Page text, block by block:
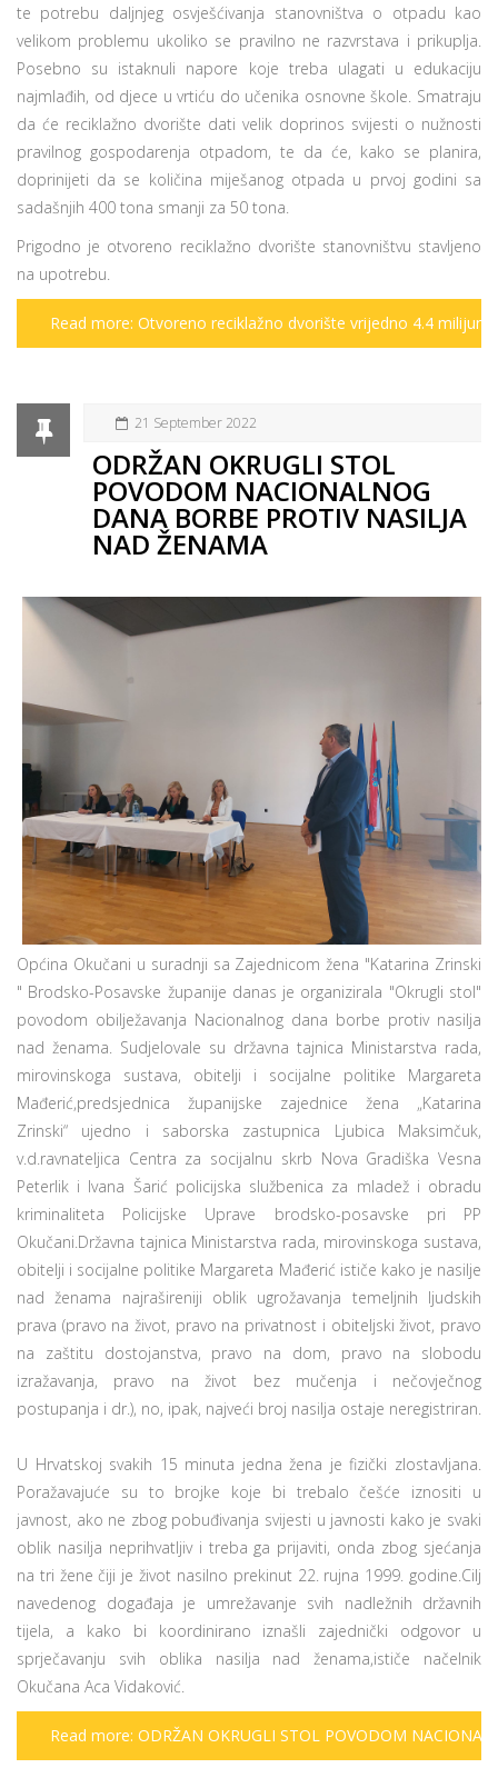
te potrebu daljnjeg osvješćivanja stanovništva o otpadu kao
velikom problemu ukoliko se pravilno ne razvrstava i prikuplja.
Posebno su istaknuli napore koje treba ulagati u edukaciju
najmlađih, od djece u vrtiću do učenika osnovne škole. Smatraju
da će reciklažno dvorište dati velik doprinos svijesti o nužnosti
pravilnog gospodarenja otpadom, te da će, kako se planira,
doprinijeti da se količina miješanog otpada u prvoj godini sa
sadašnjih 400 tona smanji za 50 tona.
Prigodno je otvoreno reciklažno dvorište stanovništvu stavljeno
na upotrebu.
Read more: Otvoreno reciklažno dvorište vrijedno 4.4 milijuna
21 September 2022
ODRŽAN OKRUGLI STOL
POVODOM NACIONALNOG
DANA BORBE PROTIV NASILJA
NAD ŽENAMA
Općina Okučani u suradnji sa Zajednicom žena "Katarina Zrinski
" Brodsko-Posavske županije danas je organizirala "Okrugli stol"
povodom obilježavanja Nacionalnog dana borbe protiv nasilja
nad ženama. Sudjelovale su državna tajnica Ministarstva rada,
mirovinskoga sustava, obitelji i socijalne politike Margareta
Mađerić,predsjednica županijske zajednice žena „Katarina
Zrinski“ ujedno i saborska zastupnica Ljubica Maksimčuk,
v.d.ravnateljica Centra za socijalnu skrb Nova Gradiška Vesna
Peterlik i Ivana Šarić policijska službenica za mladež i obradu
kriminaliteta Policijske Uprave brodsko-posavske pri PP
Okučani.Državna tajnica Ministarstva rada, mirovinskoga sustava,
obitelji i socijalne politike Margareta Mađerić ističe kako je nasilje
nad ženama najrašireniji oblik ugrožavanja temeljnih ljudskih
prava (pravo na život, pravo na privatnost i obiteljski život, pravo
na zaštitu dostojanstva, pravo na dom, pravo na slobodu
izražavanja, pravo na život bez mučenja i nečovječnog
postupanja i dr.), no, ipak, najveći broj nasilja ostaje neregistriran.
U Hrvatskoj svakih 15 minuta jedna žena je fizički zlostavljana.
Poražavajuće su to brojke koje bi trebalo češće iznositi u
javnost, ako ne zbog pobuđivanja svijesti u javnosti kako je svaki
oblik nasilja neprihvatljiv i treba ga prijaviti, onda zbog sjećanja
na tri žene čiji je život nasilno prekinut 22. rujna 1999. godine.Cilj
navedenog događaja je umrežavanje svih nadležnih državnih
tijela, a kako bi koordinirano iznašli zajednički odgovor u
sprječavanju svih oblika nasilja nad ženama,ističe načelnik
Okučana Aca Vidaković.
Read more: ODRŽAN OKRUGLI STOL POVODOM